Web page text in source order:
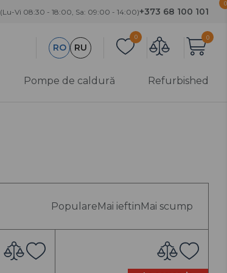
(Lu-Vi 08:30 - 18:00, Sa: 09:00 - 14:00)+373 68 100 101
RO RU
0
0
0
minime
Categoria B
Recondiționare
componentelor
Pompe de caldură Refurbished
PopulareMai ieftinMai scump